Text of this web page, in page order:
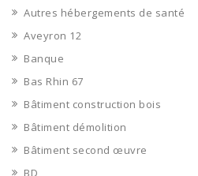
Autres hébergements de santé
Aveyron 12
Banque
Bas Rhin 67
Bâtiment construction bois
Bâtiment démolition
Bâtiment second œuvre
BD